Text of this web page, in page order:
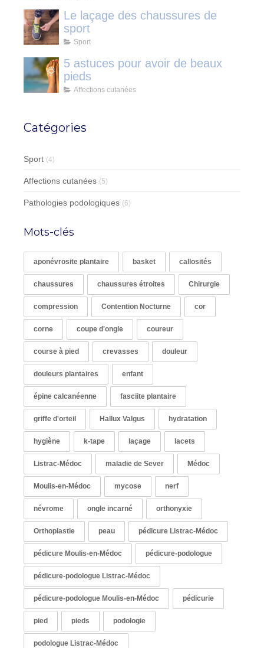
Le laçage des chaussures de
sport
Sport
5 astuces pour avoir de beaux
pieds
Affections cutanées
Catégories
Sport (4)
Affections cutanées (5)
Pathologies podologiques (6)
Mots-clés
aponévrosite plantaire basket callosités
chaussures chaussures étroites Chirurgie
compression Contention Nocturne cor
corne coupe d'ongle coureur
course à pied crevasses douleur
douleurs plantaires enfant
épine calcanéenne fasciite plantaire
griffe d'orteil Hallux Valgus hydratation
hygiène k-tape laçage lacets
Listrac-Médoc maladie de Sever Médoc
Moulis-en-Médoc mycose nerf
névrome ongle incarné orthonyxie
Orthoplastie peau pédicure Listrac-Médoc
pédicure Moulis-en-Médoc pédicure-podologue
pédicure-podologue Listrac-Médoc
pédicure-podologue Moulis-en-Médoc pédicurie
pied pieds podologie
podologue Listrac-Médoc